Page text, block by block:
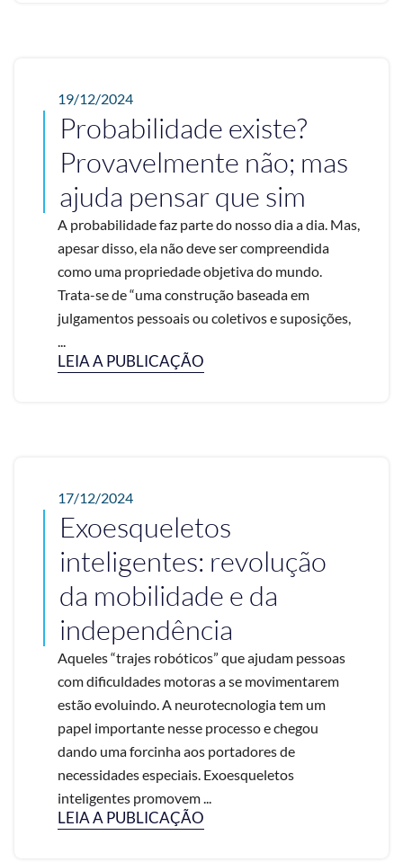
19/12/2024
Probabilidade existe?
Provavelmente não; mas
ajuda pensar que sim
A probabilidade faz parte do nosso dia a dia. Mas,
apesar disso, ela não deve ser compreendida
como uma propriedade objetiva do mundo.
Trata-se de “uma construção baseada em
julgamentos pessoais ou coletivos e suposições,
...
LEIA A PUBLICAÇÃO
17/12/2024
Exoesqueletos
inteligentes: revolução
da mobilidade e da
independência
Aqueles “trajes robóticos” que ajudam pessoas
com dificuldades motoras a se movimentarem
estão evoluindo. A neurotecnologia tem um
papel importante nesse processo e chegou
dando uma forcinha aos portadores de
necessidades especiais. Exoesqueletos
inteligentes promovem ...
LEIA A PUBLICAÇÃO